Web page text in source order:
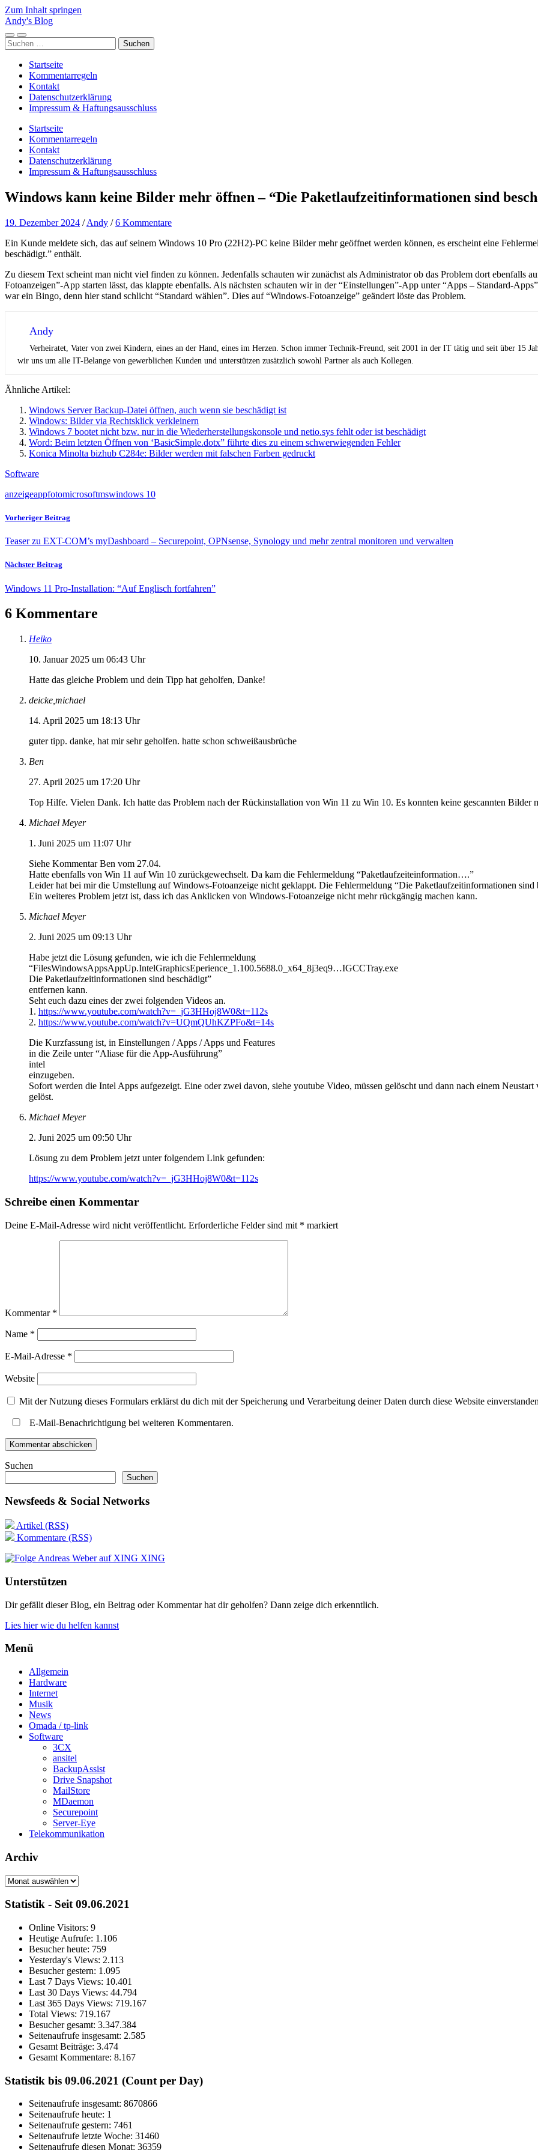
Zum Inhalt springen
Andy's Blog
Mobile-
Menü
Suchfeld
ein-/ausblenden
Suchen
nach:
Startseite
Kommentarregeln
Kontakt
Datenschutzerklärung
Impressum & Haftungsausschluss
Startseite
Kommentarregeln
Kontakt
Datenschutzerklärung
Impressum & Haftungsausschluss
Windows kann keine Bilder mehr öffnen – “Die Paketlaufzeitinformationen sind
19. Dezember 2024 /Andy /6 Kommentare
Ein Kunde meldete sich, das auf seinem Windows 10 Pro (22H2)-PC keine Bilder mehr geöffnet werden können, es erscheint eine
beschädigt.” enthält.
Zu diesem Text scheint man nicht viel finden zu können. Jedenfalls schauten wir zunächst als Administrator ob das Problem dort ebenfalls
Fotoanzeigen”-App starten lässt, das klappte ebenfalls. Als nächsten schauten wir in der “Einstellungen”-App unter “Apps – Standard-
war ein Bingo, denn hier stand schlicht “Standard wählen”. Dies auf “Windows-Fotoanzeige” geändert löste das Problem.
Andy
Verheiratet, Vater von zwei Kindern, eines an der Hand, eines im Herzen. Schon immer Technik-Freund, seit 2001 in der IT tätig und seit über 15
wir uns um alle IT-Belange von gewerblichen Kunden und unterstützen zusätzlich sowohl Partner als auch Kollegen.
Ähnliche Artikel:
Windows Server Backup-Datei öffnen, auch wenn sie beschädigt ist
Windows: Bilder via Rechtsklick verkleinern
Windows 7 bootet nicht bzw. nur in die Wiederherstellungskonsole und netio.sys fehlt oder ist beschädigt
Word: Beim letzten Öffnen von ‘BasicSimple.dotx” führte dies zu einem schwerwiegenden Fehler
Konica Minolta bizhub C284e: Bilder werden mit falschen Farben gedruckt
Software
anzeigeappfotomicrosoftmswindows 10
Vorheriger Beitrag
Teaser zu EXT-COM’s myDashboard – Securepoint, OPNsense, Synology und mehr zentral monitoren und verwalten
Nächster Beitrag
Windows 11 Pro-Installation: “Auf Englisch fortfahren”
6 Kommentare
Heiko
10. Januar 2025 um 06:43 Uhr
Hatte das gleiche Problem und dein Tipp hat geholfen, Danke!
deicke,michael
14. April 2025 um 18:13 Uhr
guter tipp. danke, hat mir sehr geholfen. hatte schon schweißausbrüche
Ben
27. April 2025 um 17:20 Uhr
Top Hilfe. Vielen Dank. Ich hatte das Problem nach der Rückinstallation von Win 11 zu Win 10. Es konnten keine gescannten Bilder
Michael Meyer
1. Juni 2025 um 11:07 Uhr
Siehe Kommentar Ben vom 27.04.
Hatte ebenfalls von Win 11 auf Win 10 zurückgewechselt. Da kam die Fehlermeldung “Paketlaufzeiteinformation….”
Leider hat bei mir die Umstellung auf Windows-Fotoanzeige nicht geklappt. Die Fehlermeldung “Die Paketlaufzeitinformationen sind
Ein weiteres Problem jetzt ist, dass ich das Anklicken von Windows-Fotoanzeige nicht mehr rückgängig machen kann.
Michael Meyer
2. Juni 2025 um 09:13 Uhr
Habe jetzt die Lösung gefunden, wie ich die Fehlermeldung
“FilesWindowsAppsAppUp.IntelGraphicsEperience_1.100.5688.0_x64_8j3eq9…IGCCTray.exe
Die Paketlaufzeitinformationen sind beschädigt”
entfernen kann.
Seht euch dazu eines der zwei folgenden Videos an.
1. https://www.youtube.com/watch?v=_jG3HHoj8W0&t=112s
2. https://www.youtube.com/watch?v=UQmQUhKZPFo&t=14s
Die Kurzfassung ist, in Einstellungen / Apps / Apps und Features
in die Zeile unter “Aliase für die App-Ausführung”
intel
einzugeben.
Sofort werden die Intel Apps aufgezeigt. Eine oder zwei davon, siehe youtube Video, müssen gelöscht und dann nach einem
gelöst.
Michael Meyer
2. Juni 2025 um 09:50 Uhr
Lösung zu dem Problem jetzt unter folgendem Link gefunden:
https://www.youtube.com/watch?v=_jG3HHoj8W0&t=112s
Schreibe einen Kommentar
Deine E-Mail-Adresse wird nicht veröffentlicht. Erforderliche Felder sind mit * markiert
Kommentar *
Name *
E-Mail-Adresse *
Website
Mit der Nutzung dieses Formulars erklärst du dich mit der Speicherung und Verarbeitung deiner Daten durch diese Website
E-Mail-Benachrichtigung bei weiteren Kommentaren.
Suchen
Suchen
Newsfeeds & Social Networks
Artikel (RSS)
Kommentare (RSS)
XING
Unterstützen
Dir gefällt dieser Blog, ein Beitrag oder Kommentar hat dir geholfen? Dann zeige dich erkenntlich.
Lies hier wie du helfen kannst
Menü
Allgemein
Hardware
Internet
Musik
News
Omada / tp-link
Software
3CX
ansitel
BackupAssist
Drive Snapshot
MailStore
MDaemon
Securepoint
Server-Eye
Telekommunikation
Archiv
Archiv
Statistik - Seit 09.06.2021
Online Visitors: 9
Heutige Aufrufe: 1.106
Besucher heute: 759
Yesterday's Views: 2.113
Besucher gestern: 1.095
Last 7 Days Views: 10.401
Last 30 Days Views: 44.794
Last 365 Days Views: 719.167
Total Views: 719.167
Besucher gesamt: 3.347.384
Seitenaufrufe insgesamt: 2.585
Gesamt Beiträge: 3.474
Gesamt Kommentare: 8.167
Statistik bis 09.06.2021 (Count per Day)
Seitenaufrufe insgesamt: 8670866
Seitenaufrufe heute: 1
Seitenaufrufe gestern: 7461
Seitenaufrufe letzte Woche: 31460
Seitenaufrufe diesen Monat: 36359